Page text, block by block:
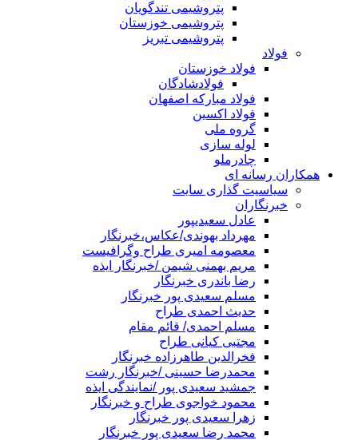
پتروشیمی تندگویان
پتروشیمی خوزستان
پتروشیمی تبریز
فولاد
فولاد خوزستان
فولادشادگان
فولاد مبارکه اصفهان
فولاد اکسین
گروه ملی
لوله سازی
چادرملو
همکاران رسانه ای
سیاسیت گذاری سایت
خبرنگاران
عادل سعیدیپور
مهرداد بهوندی/عکاس،خبرنگار
معصومه امیری طراح وگرافیست
مریم بهمنی شیمن /خبرنگار ایذه
رضا باندری خبرنگار
مسلم سعیدی پور خبرنگار
حدیث احمدی طراح
مسلم احمدی/ قائم مقام
مجتبی کیانی طراح
فخرالدین طاهرزاده خبرنگار
محمدرضا حسینی /خبرنگار رشت
جمشید سعیدی پور /نمایندگی ایذه
محمود خواجوی طراح و خبرنگار
زهرا سعیدی پور خبرنگار
محمد رضا سعیدی پور خبرنگار